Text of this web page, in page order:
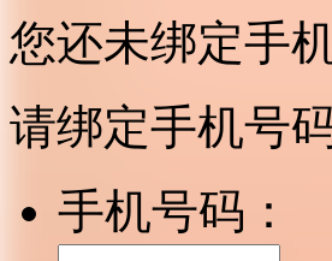
您还未绑定手
请绑定手机号
手机号码：